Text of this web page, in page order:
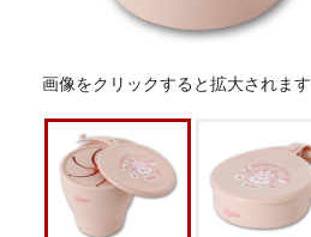
画像をクリックすると拡大されます